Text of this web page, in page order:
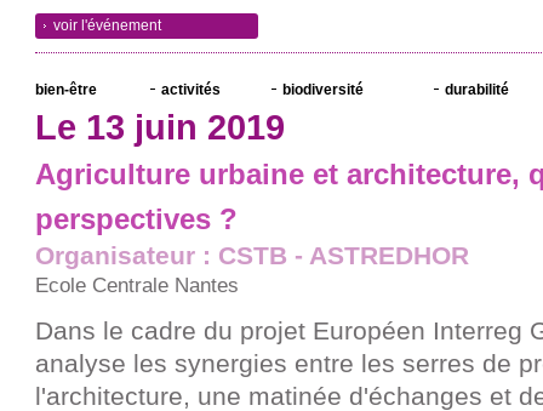
voir l'événement
Le 13 juin 2019
Agriculture urbaine et architecture,
perspectives ?
Organisateur : CSTB - ASTREDHOR
Ecole Centrale Nantes
bien-être activités biodiversité durabilité
Dans le cadre du projet Européen Interreg
analyse les synergies entre les serres de
l'architecture, une matinée d'échanges et